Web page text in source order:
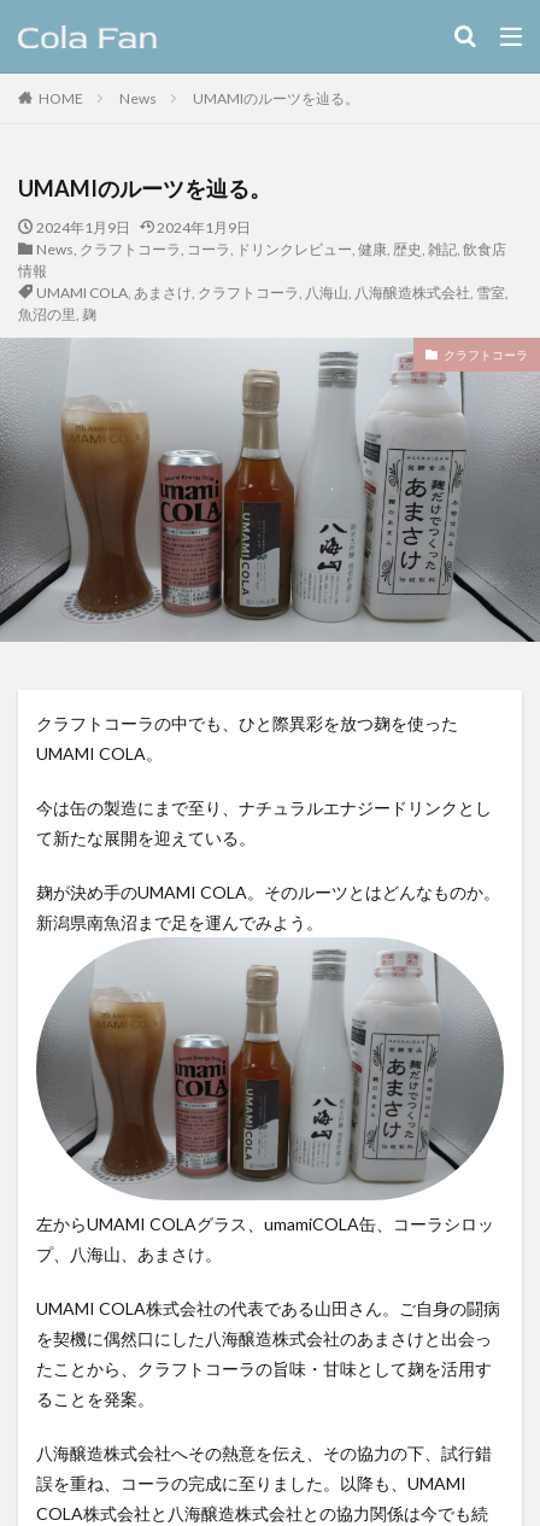
HOME News UMAMIのルーツを辿る。
UMAMIのルーツを辿る。
2024年1月9日
2024年1月9日
News, クラフトコーラ, コーラ, ドリンクレビュー, 健康, 歴史, 雑記, 飲食店
情報
UMAMI COLA, あまさけ, クラフトコーラ, 八海山, 八海醸造株式会社, 雪室,
魚沼の里, 麹
クラフトコーラ
クラフトコーラの中でも、ひと際異彩を放つ麹を使った
UMAMI COLA。
今は缶の製造にまで至り、ナチュラルエナジードリンクとし
て新たな展開を迎えている。
麹が決め手のUMAMI COLA。そのルーツとはどんなものか。
新潟県南魚沼まで足を運んでみよう。
左からUMAMI COLAグラス、umamiCOLA缶、コーラシロッ
プ、八海山、あまさけ。
UMAMI COLA株式会社の代表である山田さん。ご自身の闘病
を契機に偶然口にした八海醸造株式会社のあまさけと出会っ
たことから、クラフトコーラの旨味・甘味として麹を活用す
ることを発案。
八海醸造株式会社へその熱意を伝え、その協力の下、試行錯
誤を重ね、コーラの完成に至りました。以降も、UMAMI
COLA株式会社と八海醸造株式会社との協力関係は今でも続
タグ
11種のスパイスコーラ
ロイヤル 九州
伊藤甘味
ヤーコン
八海醸造株式会社
北摂スパイスコーラ
北摂スパイス研究所
北海道クラフトコーラ
十勝夕暮れコーラ
埼玉クラフトコーラ
大和コーラ
屋久島1000年コーラ
ヤーコンシロップ
モンデマンエステー
島根県
ポークソテー
ポップコーン
ボトル
またたびコーラ
メロンソーダ
メントスコーラ
モトコーラ
岐阜
愛と美の戦士
パーティタイム
邑智郡 腸活
自由が丘バーガー
萬金コーラ
薩摩クラフトコーラ
薬膳発酵コーラ
薬膳醗酵コーラ「覚醒」
行田
越後クラフトコーラ
銚子灯台コーラ
美郷町
鎌倉
鎌倉龍神コーラ
雪室
霧島クラフトコーラ
飲食店情報
香川
高知クラフトコーラ
高知コーラ
魚沼の里
羽田ブルワリー
美容
手作り
湧き水のキハダコーラ
明石麻弓
映画
瀬戸内三豊コーラ
紺金コーラ
炭酸水
炭酸飲料
熊本コーラ
琉球コーラ
神コーラ
233コーラ
TÉTOTARŌ COLA PEPSI
saoji
shima cola
SOIL SPAICE9
SPICE 9